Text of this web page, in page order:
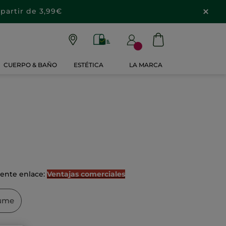
partir de 3,99€
CUERPO & BAÑO ESTÉTICA LA MARCA
enlace: Ventajas comerciales